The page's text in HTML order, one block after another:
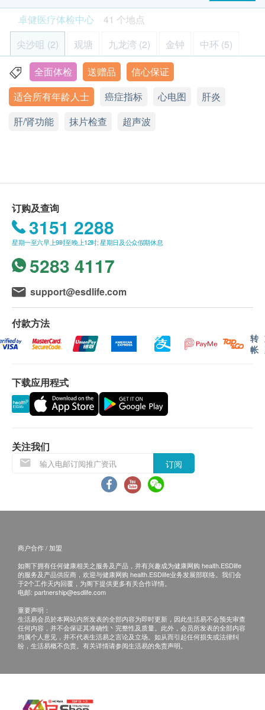
影像扫描项目 重点项目
肺部X光
3 基本项目
基本健康评估
血压
体格检查
血脂
总胆固醇
甘油三酯
高密度胆固醇
低密度胆固醇
糖尿
肝功能
谷丙转氨酶
谷草转氨酶
球蛋白
总胆红素
肌酸酐
钠
钾
血液检查
白血球计数
癌抗原72.4 (胃)
HK$581.0
血型及Rh因子
HK$123.0
肾-输尿管-膀胱摄影
检查肾脏、输尿管及膀胱，发现结石、肿瘤或结构异常。
*此项目或需另约日期到指定中心进行检查
HK$254.0
HK$1,075.0
癌抗原19.9 (胰脏)
常见于胰脏癌, 胆道癌等消化道癌症。
HK$
检测是否患有鼻咽癌的可能性
HK$563.0
幽門螺桿菌碳 - 13呼氣檢驗
HK$955.0
PSA 前列腺癌抗原
主要用于评估前列腺癌的风险和辅助诊断。
HK$563.0
主要检测细胞样本中是否存在HPV 病毒的DNA，并判断是否
感染了特定基因型(type) 的HPV 病毒。
HK$674.0
精液分析
评估精液样本中的精子数量、形态和活动能力。这可用于评估
男性的生育能力。
HK$420.0
胰岛素
可以帮助检测胰岛素抗性、糖尿病（包括第一型和第二型）以
及与胰岛素产生相关的其他疾病。
用于评估卵巢癌风险或监测治疗效果，增加: 可能与卵巢癌、
乳房超声波（Ultrasound）超声波扫描是利用「声
波」造成一幅体内的图像，可检验乳房肿块，检测并
预防乳癌。检查会于您的乳房涂上啫喱状液体，然后
用一个类似咪高峰的高频声波仪，在指定范围内移
动。利用电脑将反射回来的声波转化为图像。此项检
验无痛，没有辐射影响，并只需数分钟时间。
检查前注意事项：
空腹血糖- 请于进行检查前8小时开始禁食(可饮用适量
8301 8301预约。
客户必须于预约当天出示身份证及订购确认信或电
邮以确认身份。
体格检查计划只适用於18岁或以上人士。
体格检查计划不适用於星期日及公众假期。
眼科检查计划不适用于星期六，星期日及公众假
期。
本体格检查计划有效期为6个月，客户必须於6个月
内 (由确认付款日期起计)接受有关检查，逾期作
化验项目所需时间或客人指明特定时段)而有所延
长。
订购一经确认，不设更改已订购的计划，转让给第
如有争议，健康网购health.ESDlife保留最後决定
所有体格检查并非作为医务诊断或治疗用途。
卓健医疗体检中心 - 预防疫苗（流感疫苗 除外）：
确认客户成功付款後，卓健医疗服务有限公司将於
的时间及地点，客户亦可以致电 8100 8138 或
Whatsapp8301 8301预约。
客户必须于预约当天出示身份证及订购确认信或电
预防疫苗产品有效期为6个月，客户必须於6个月内
(由确认付款日期起计)接受有关注射，逾期作废
订购一经确认，不设更改已订购的计划，转让给第
叁者及／或退款。
血液化验费用。
指定疫苗计划费用已包括首次注射前的医生会诊。
若经医生评估后，阁下并不适合进行疫苗注射，将
需支付医生诊症费用HK$300，馀下差额将会退
回。
如有争议，健康网购health.ESDlife保留最後决定
权。
任何疫苗的提供会视供应情况而定，购买或预约后
预防疫苗产品不适用於佐敦卓健诊断及放射中心。
卓健医疗体检中心
41 个地点
尖沙咀 (2)
观塘 九龙湾 (2) 金钟 中环 (5)
则鱼涌 (2) 沙田 (4) 屯门 (2)
将军澳 (2) 北角 铜锣湾 (3) 旺角 (5) 佐敦 (2)
东涌 愉景湾 马鞍山 上环
星期一至五︰8:30a.m. – 1:00p.m.; 2:00p.m. – 5:30p.m.
星期日及公众假期︰休息
港铁九龙站机场快綫抵站大堂L2,KOW83商铺
显示地图
星期六︰9:00a.m. – 1:00p.m.
星期日及公众假期︰休息
全面体检 送赠品
信心保证
适合所有年龄人士
癌症指标 心电图
肝炎
肝/肾功能
抹片检查 超声波
订购及查询
3151 2288
星期一至六早上9时至晚上12时; 星期日及公众假期休息
5283 4117
support@esdlife.com
付款方法
转
帐
下载应用程式
关注我们
订阅
商户合作 / 加盟
如阁下拥有任何健康相关之服务及产品，并有兴趣成为健康网购 health.ESDlife
的服务及产品供应商，欢迎与健康网购 health.ESDlife业务发展部联络。我们会
于2个工作天内回覆，为阁下提供更多有关合作详情。
电邮: partnership@esdlife.com
重要声明：
生活易会员於本网站内所发表的全部内容为即时更新，因此生活易不会预先审查
任何内容，并不会保证其准确性丶完整性及质量。此外，会员所发表的全部内容
均属个人意见，并不代表生活易之言论及立场。如从而引起任何损失或法律纠
纷，生活易概不负责。有关详情请参阅生活易的免责声明。